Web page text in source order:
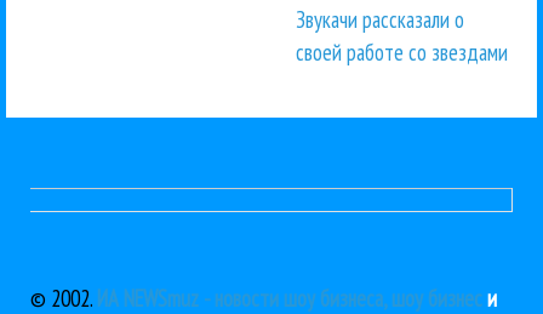
Звукачи рассказали о
своей работе со звездами
© 2002. ИА NEWSmuz - новости шоу бизнеса, шоу бизнеси